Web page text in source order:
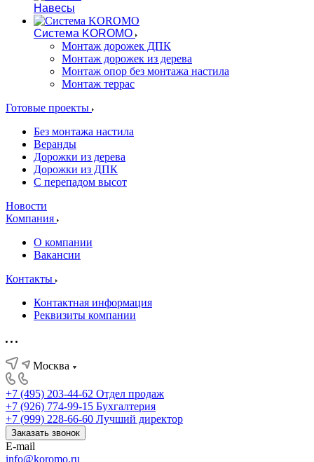
Навесы
Система KOROMO
Монтаж дорожек ДПК
Монтаж дорожек из дерева
Монтаж опор без монтажа настила
Монтаж террас
Готовые проекты
Без монтажа настила
Веранды
Дорожки из дерева
Дорожки из ДПК
С перепадом высот
Новости
Компания
О компании
Вакансии
Контакты
Контактная информация
Реквизиты компании
Москва
+7 (495) 203-44-62 Отдел продаж
+7 (926) 774-99-15 Бухгалтерия
+7 (999) 228-66-60 Лучший директор
Заказать звонок
E-mail
info@koromo.ru